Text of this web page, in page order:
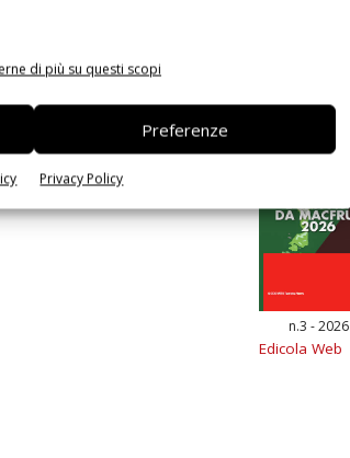
di più su questi scopi
Preferenze
Privacy Policy
n.3 - 2026
Edicola Web